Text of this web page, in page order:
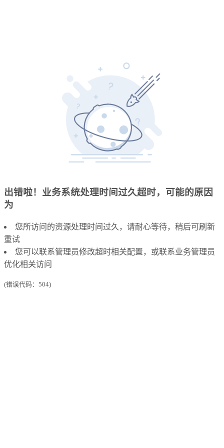
出错啦！业务系统处理时间过久超时，可能的原因
为
您所访问的资源处理时间过久，请耐心等待，稍后可刷新
重试
您可以联系管理员修改超时相关配置，或联系业务管理员
优化相关访问
(错误代码：504)